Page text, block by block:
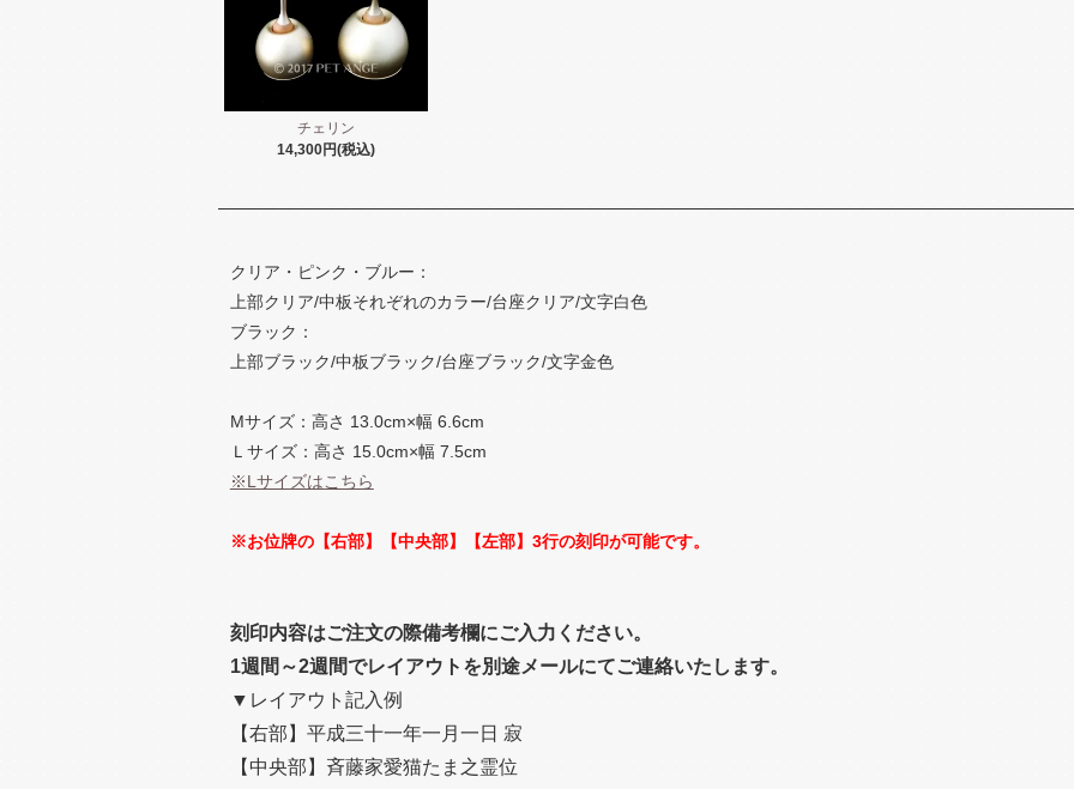
チェリン
14,300円(税込)
クリア・ピンク・ブルー：
上部クリア/中板それぞれのカラー/台座クリア/文字白色
ブラック：
上部ブラック/中板ブラック/台座ブラック/文字金色
Mサイズ：高さ 13.0cm×幅 6.6cm
Ｌサイズ：高さ 15.0cm×幅 7.5cm
※Lサイズはこちら
※お位牌の【右部】【中央部】【左部】3行の刻印が可能です。
刻印内容はご注文の際備考欄にご入力ください。
1週間～2週間でレイアウトを別途メールにてご連絡いたします。
▼レイアウト記入例
【右部】平成三十一年一月一日 寂
【中央部】斉藤家愛猫たま之霊位